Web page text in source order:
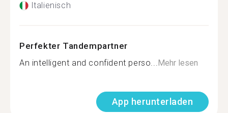
Italienisch
Perfekter Tandempartner
An intelligent and confident perso...Mehr lesen
App herunterladen